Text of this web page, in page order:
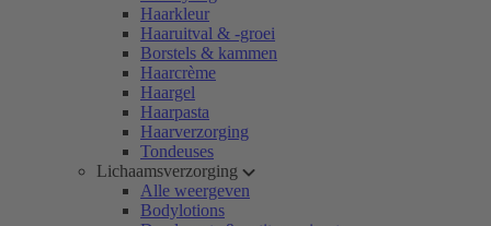
Haarkleur
Haaruitval & -groei
Borstels & kammen
Haarcrème
Haargel
Haarpasta
Haarverzorging
Tondeuses
Lichaamsverzorging
Alle weergeven
Bodylotions